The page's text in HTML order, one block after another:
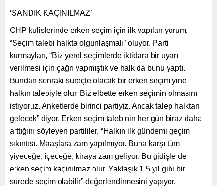
‘SANDIK KAÇINILMAZ’
CHP kulislerinde erken seçim için ilk yapılan yorum,
“Seçim talebi halkta olgunlaşmalı” oluyor. Parti
kurmayları, “Biz yerel seçimlerde iktidara bir uyarı
verilmesi için çağrı yapmıştık ve halk da bunu yaptı.
Bundan sonraki süreçte olacak bir erken seçim yine
halkın talebiyle olur. Biz elbette erken seçimin olmasını
istiyoruz. Anketlerde birinci partiyiz. Ancak talep halktan
gelecek” diyor. Erken seçim talebinin her gün biraz daha
arttığını söyleyen partililer, “Halkın ilk gündemi geçim
sıkıntısı. Maaşlara zam yapılmıyor. Buna karşı tüm
yiyeceğe, içeceğe, kiraya zam geliyor. Bu gidişle de
erken seçim kaçınılmaz olur. Yaklaşık 1.5 yıl gibi bir
sürede seçim olabilir” değerlendirmesini yapıyor.